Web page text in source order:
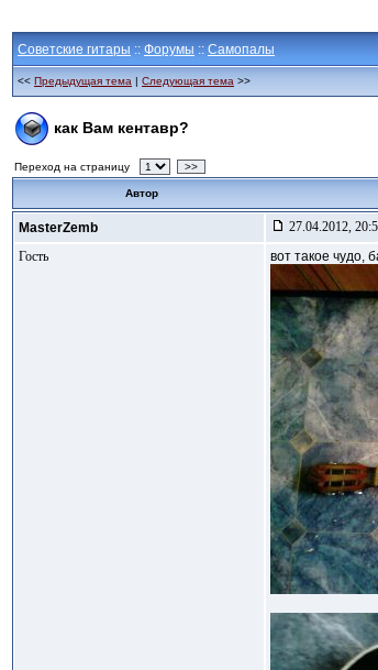
Советские гитары :: Форумы :: Самопалы
<< Предыдущая тема | Следующая тема >>
как Вам кентавр?
Переход на страницу >>
Автор
MasterZemb
27.04.2012,
Гость
вот такое чудо,